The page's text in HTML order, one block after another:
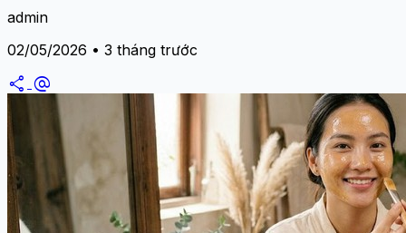
admin
02/05/2026 • 3 tháng trước
share alternate_email